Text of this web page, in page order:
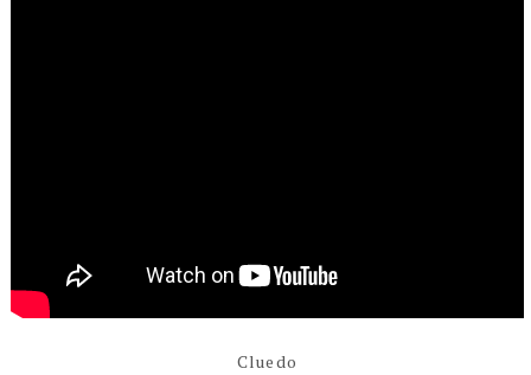
Cluedo